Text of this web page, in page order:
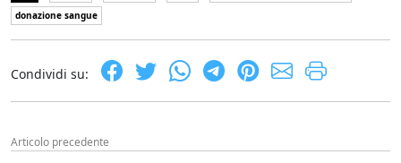
donazione sangue
Condividi su:
Articolo precedente